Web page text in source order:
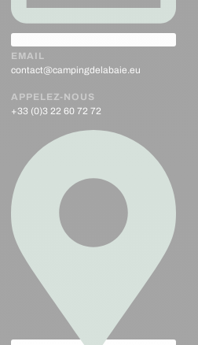
EMAIL
contact@campingdelabaie.eu
APPELEZ-NOUS
+33 (0)3 22 60 72 72